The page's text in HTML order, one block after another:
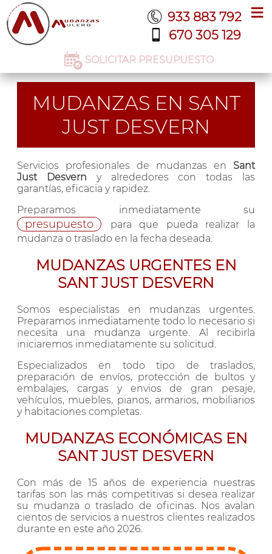
933 883 792
670 305 129
SOLICITAR PRESUPUESTO
≡
MUDANZAS EN SANT
JUST DESVERN
Servicios profesionales de mudanzas en Sant
Just Desvern y alrededores con todas las
garantías, eficacia y rapidez.
Preparamos inmediatamente su
presupuesto
para que pueda realizar la
mudanza o traslado en la fecha deseada.
MUDANZAS URGENTES EN
SANT JUST DESVERN
Somos especialistas en mudanzas urgentes.
Preparamos inmediatamente todo lo necesario si
necesita una mudanza urgente. Al recibirla
iniciaremos inmediatamente su solicitud.
Especializados en todo tipo de traslados,
preparación de envíos, protección de bultos y
embalajes, cargas y envios de gran pesaje,
vehículos, muebles, pianos, armarios, mobiliarios
y habitaciones completas.
MUDANZAS ECONÓMICAS EN
SANT JUST DESVERN
Con más de 15 años de experiencia nuestras
tarifas son las más competitivas si desea realizar
su mudanza o traslado de oficinas. Nos avalan
cientos de servicios a nuestros clientes realizados
durante en este año 2026.